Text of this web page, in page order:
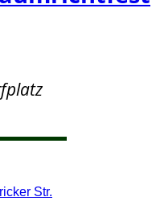
Str.